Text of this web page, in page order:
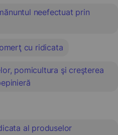
neefectuat prin
cu ridicata
pomicultura şi creşterea
al produselor